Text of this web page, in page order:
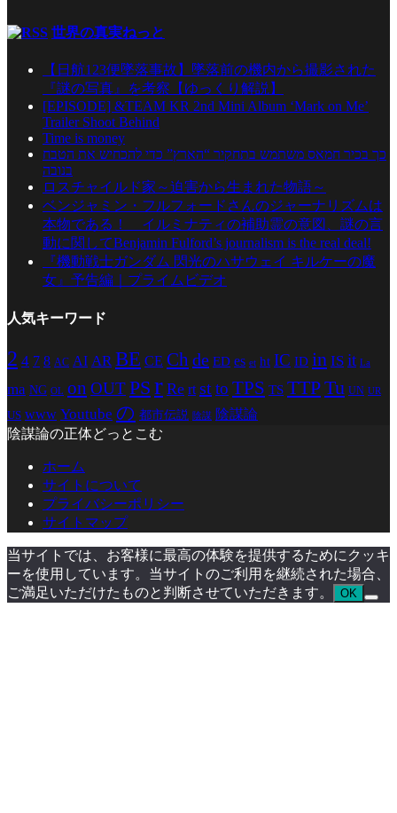
世界の真実ねっと
【日航123便墜落事故】墜落前の機内から撮影された
『謎の写真』を考察【ゆっくり解説】
[EPISODE] &TEAM KR 2nd Mini Album ‘Mark on Me’
Trailer Shoot Behind
Time is money
כך בכיר חמאס משתמש בתחקיר “הארץ” כדי להכחיש את הטבח
בנובה
ロスチャイルド家～迫害から生まれた物語～
ベンジャミン・フルフォードさんのジャーナリズムは
本物である！ イルミナティの補助霊の意図、謎の言
動に関してBenjamin Fulford’s journalism is the real deal!
『機動戦士ガンダム 閃光のハサウェイ キルケーの魔
女』予告編｜プライムビデオ
人気キーワード
2 4 7 8 AC AI AR BE CE Ch de ED es et ht IC ID in IS it La
ma NG OL on OUTPS r Re rt st to TPS TS TTPTu UN UR
US www Youtube の 都市伝説 陰謀 陰謀論
陰謀論の正体どっとこむ
ホーム
サイトについて
プライバシーポリシー
サイトマップ
当サイトでは、お客様に最高の体験を提供するためにクッキ
ーを使用しています。当サイトのご利用を継続された場合、
ご満足いただけたものと判断させていただきます。
OK